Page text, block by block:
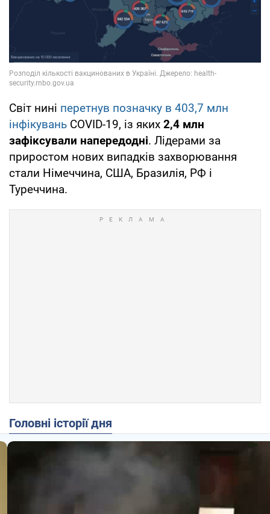
Світ нині перетнув позначку в 403,7 млн
інфікувань COVID-19, із яких 2,4 млн
зафіксували напередодні. Лідерами за
приростом нових випадків захворювання
стали Німеччина, США, Бразилія, РФ і
Туреччина.
Головні історії дня